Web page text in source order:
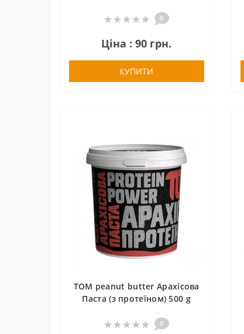
0
Ціна : 90 грн.
КУПИТИ
TOM peanut butter Арахісова
Паста (з протеїном) 500 g
0